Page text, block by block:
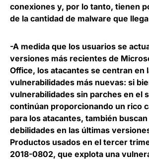
conexiones y, por lo tanto, tienen
de la cantidad de malware que
-A medida que los usuarios se
versiones más recientes de
Office, los atacantes se centran en
vulnerabilidades más nuevas: si
vulnerabilidades sin parches en el
continúan proporcionando un rico
para los atacantes, también
debilidades en las últimas
Productos usados en el tercer
2018-0802, que explota una